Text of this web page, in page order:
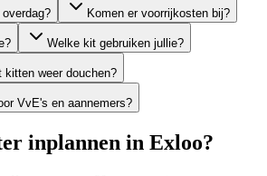
Komen er voorrijkosten bij?
Welke kit gebruiken jullie?
kitten weer douchen?
VvE's en aannemers?
inplannen in Exloo?